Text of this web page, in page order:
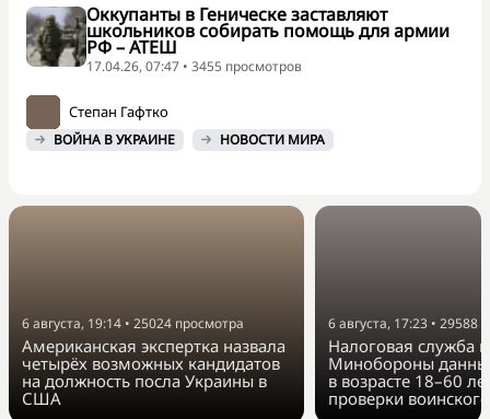
Оккупанты в Геническе заставляют
школьников собирать помощь для армии
РФ – АТЕШ
17.04.26, 07:47 • 3455 просмотров
Степан Гафтко
ВОЙНА В УКРАИНЕ НОВОСТИ МИРА
6 августа, 19:14 • 25024 просмотра
Американская экспертка назвала
четырёх возможных кандидатов
на должность посла Украины в
США
6 августа, 17:23 • 29588
Налоговая служба
Минобороны
в возрасте 18–60
проверки